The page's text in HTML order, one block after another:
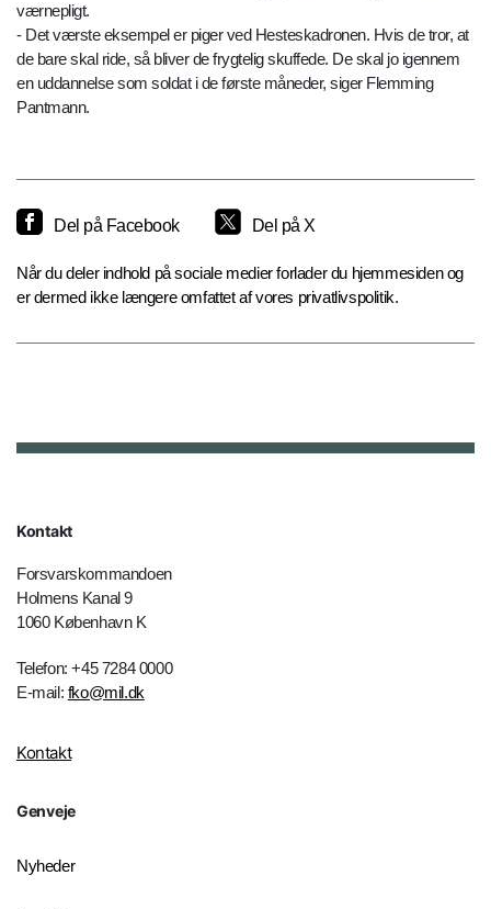
værnepligt.
- Det værste eksempel er piger ved Hesteskadronen. Hvis de tror, at
de bare skal ride, så bliver de frygtelig skuffede. De skal jo igennem
en uddannelse som soldat i de første måneder, siger Flemming
Pantmann.
Del på Facebook Del på X
Når du deler indhold på sociale medier forlader du hjemmesiden og
er dermed ikke længere omfattet af vores privatlivspolitik.
Kontakt
Forsvarskommandoen
Holmens Kanal 9
1060 København K
Telefon: +45 7284 0000
E-mail: fko@mil.dk
Kontakt
Genveje
Nyheder